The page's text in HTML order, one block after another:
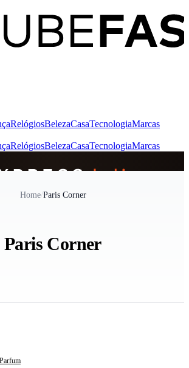
RelógiosBelezaCasaTecnologiaMarcas
RelógiosBelezaCasaTecnologiaMarcas
Home/Paris Corner
Paris Corner